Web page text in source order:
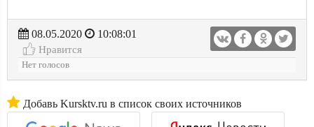
08.05.2020
10:08:01
Нравится
Нет голосов
Добавь Kursktv.ru в список своих источников